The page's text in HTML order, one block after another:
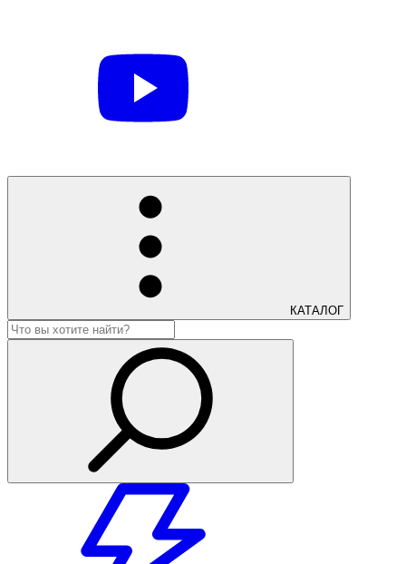
КАТАЛОГ